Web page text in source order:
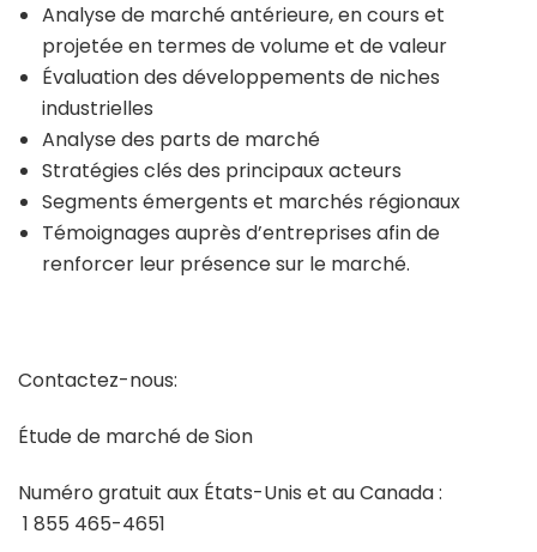
Analyse de marché antérieure, en cours et
projetée en termes de volume et de valeur
Évaluation des développements de niches
industrielles
Analyse des parts de marché
Stratégies clés des principaux acteurs
Segments émergents et marchés régionaux
Témoignages auprès d’entreprises afin de
renforcer leur présence sur le marché.
Contactez-nous:
Étude de marché de Sion
Numéro gratuit aux États-Unis et au Canada :
1 855 465-4651